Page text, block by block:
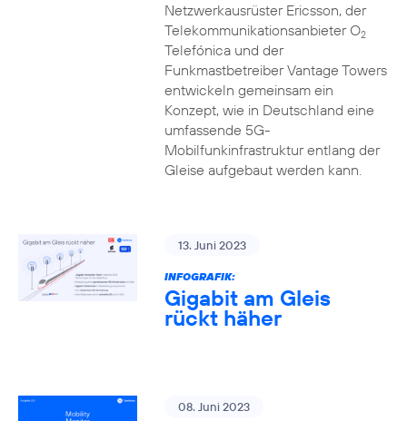
Netzwerkausrüster Ericsson, der
Telekommunikationsanbieter O2
Telefónica und der
Funkmastbetreiber Vantage Towers
entwickeln gemeinsam ein
Konzept, wie in Deutschland eine
umfassende 5G-
Mobilfunkinfrastruktur entlang der
Gleise aufgebaut werden kann.
13. Juni 2023
INFOGRAFIK:
Gigabit am Gleis
rückt häher
08. Juni 2023